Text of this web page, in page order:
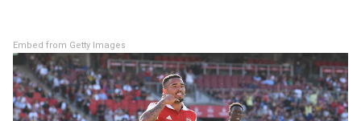
Embed from Getty Images